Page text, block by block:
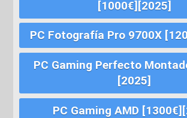
[1000€][2025]
PC Fotografía Pro 9700X
PC Gaming Perfecto
[2025]
PC Gaming AMD